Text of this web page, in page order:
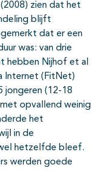
zien dat het
blijft
dat er een
was: van drie
hebben Nijhof et al
Internet (FitNet)
jongeren (12-18
opvallend weinig
het
in de
hetzelfde bleef.
werden goede